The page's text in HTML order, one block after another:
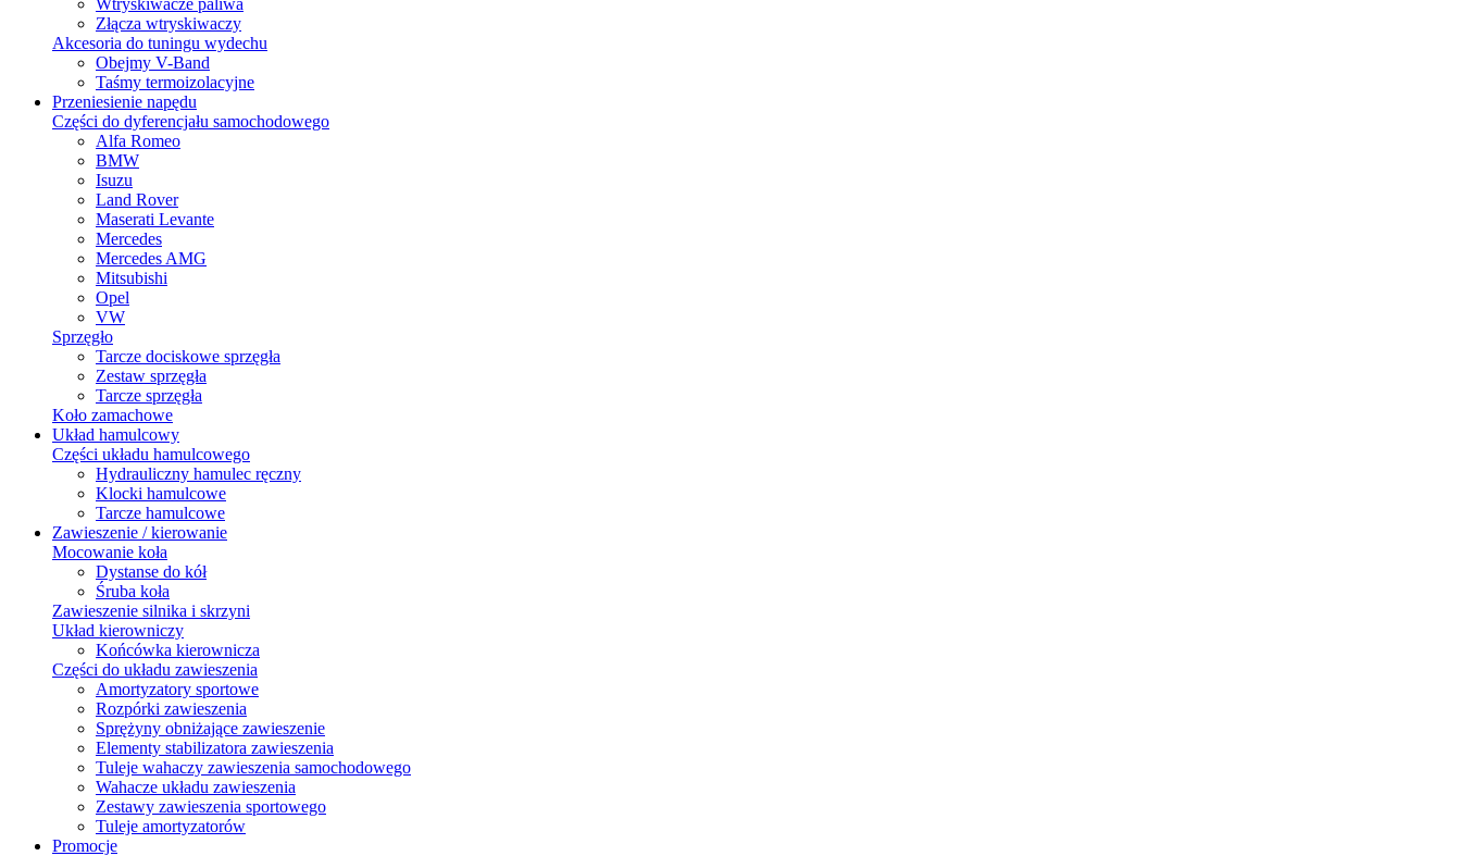
Złącza wtryskiwaczy
Akcesoria do tuningu wydechu
Obejmy V-Band
Taśmy termoizolacyjne
Przeniesienie napędu
Części do dyferencjału samochodowego
Alfa Romeo
BMW
Isuzu
Land Rover
Maserati Levante
Mercedes
Mercedes AMG
Mitsubishi
Opel
VW
Sprzęgło
Tarcze dociskowe sprzęgła
Zestaw sprzęgła
Tarcze sprzęgła
Koło zamachowe
Układ hamulcowy
Części układu hamulcowego
Hydrauliczny hamulec ręczny
Klocki hamulcowe
Tarcze hamulcowe
Zawieszenie / kierowanie
Mocowanie koła
Dystanse do kół
Śruba koła
Zawieszenie silnika i skrzyni
Układ kierowniczy
Końcówka kierownicza
Części do układu zawieszenia
Amortyzatory sportowe
Rozpórki zawieszenia
Sprężyny obniżające zawieszenie
Elementy stabilizatora zawieszenia
Tuleje wahaczy zawieszenia samochodowego
Wahacze układu zawieszenia
Zestawy zawieszenia sportowego
Tuleje amortyzatorów
Promocje